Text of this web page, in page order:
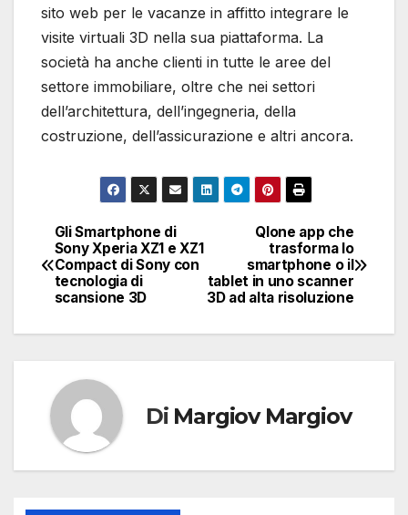
sito web per le vacanze in affitto integrare le
visite virtuali 3D nella sua piattaforma. La
società ha anche clienti in tutte le aree del
settore immobiliare, oltre che nei settori
dell’architettura, dell’ingegneria, della
costruzione, dell’assicurazione e altri ancora.
Navigazione
articoli
Qlone app che
trasforma lo
smartphone o il
tablet in uno scanner
3D ad alta risoluzione
Gli Smartphone di
Sony Xperia XZ1 e XZ1
Compact di Sony con
tecnologia di
scansione 3D
Di Margiov Margiov